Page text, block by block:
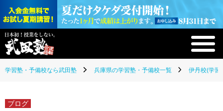
学習塾・予備校なら武田塾 兵庫県の学習塾・予備校一覧 伊丹校(学習
ブログ